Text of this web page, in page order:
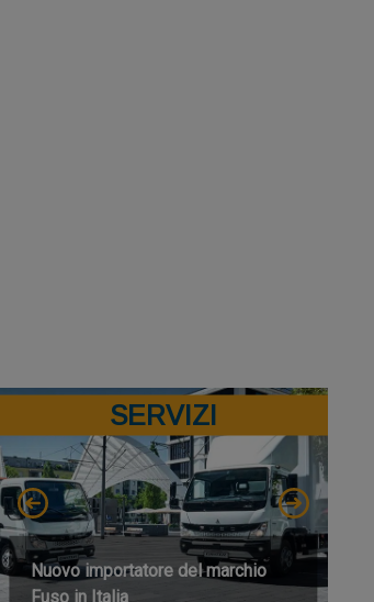
SERVIZI
Nuovo importatore del marchio
Fuso in Italia